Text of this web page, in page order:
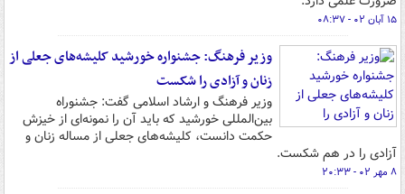
۱۵ آبان ۰۲ - ۰۸:۳۷
وزیر فرهنگ: جشنواره خورشید کلیشه‌های جعلی از
زنان و آزادی را شکست
وزیر فرهنگ و ارشاد اسلامی گفت: جشنوراه
بین‌المللی خورشید که باید آن را نمونه‌ای از خیزش
حکمت دانست، کلیشه‌های جعلی از مساله زنان و
آزادی را در هم شکست.
۸ مهر ۰۲ - ۲۰:۳۳